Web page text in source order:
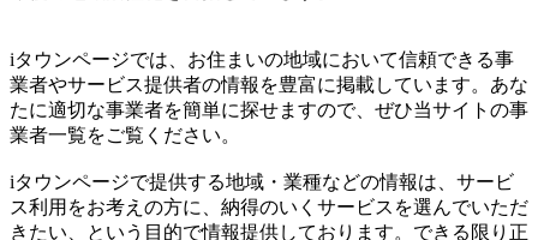
iタウンページでは、お住まいの地域において信頼できる事
業者やサービス提供者の情報を豊富に掲載しています。あな
たに適切な事業者を簡単に探せますので、ぜひ当サイトの事
業者一覧をご覧ください。
iタウンページで提供する地域・業種などの情報は、サービ
ス利用をお考えの方に、納得のいくサービスを選んでいただ
きたい、という目的で情報提供しております。できる限り正